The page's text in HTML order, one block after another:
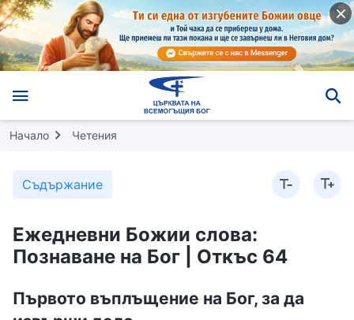
Начало Четения
Съдържание
Ежедневни Божии слова:
Познаване на Бог | Откъс 64
Първото въплъщение на Бог, за да